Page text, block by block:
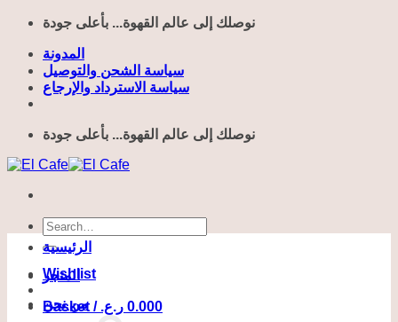
Skip
content
نوصلك إلى عالم القهوة... بأعلى جودة
المدونة
سياسة الشحن والتوصيل
سياسة الاسترداد والإرجاع
نوصلك إلى عالم القهوة... بأعلى جودة
Search
for:
Wishlist
Basket / 0.000 ر.ع.
الرئيسية
المتجر
من نحن